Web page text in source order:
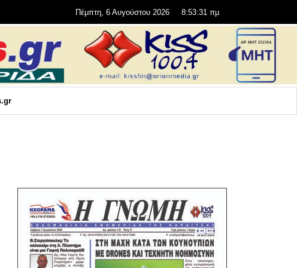
Πέμπτη, 6 Αυγούστου 2026 8:53:32 πμ